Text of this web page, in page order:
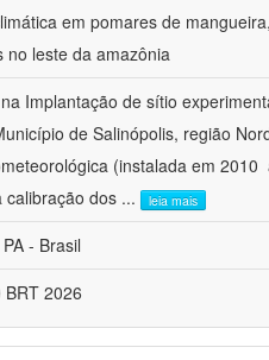
em pomares de
no leste da amazônia
Implantação de sítio
de Salinópolis, região
(instalada em 2010
calibração dos ... leia mais
- Brasil
2026